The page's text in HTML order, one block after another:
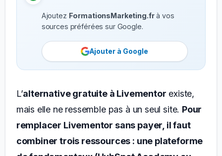
Ajoutez FormationsMarketing.frà vos
sources préférées sur Google.
Ajouter à Google
L’alternative gratuite à Livementor existe,
mais elle ne ressemble pas à un seul site. Pour
remplacer Livementor sans payer, il faut
combiner trois ressources : une plateforme